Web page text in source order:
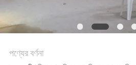
POLICY
পণ্যের বর্ণনা